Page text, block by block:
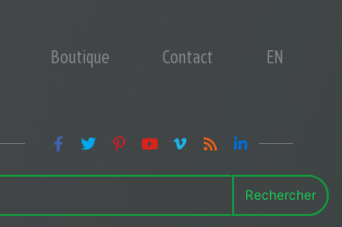
Boutique Contact EN
Rechercher